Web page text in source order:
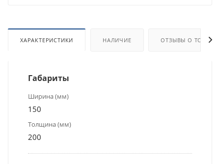
ХАРАКТЕРИСТИКИ НАЛИЧИЕ ОТЗЫВЫ О ТОВАРЕ
Габариты
Ширина (мм)
150
Толщина (мм)
200